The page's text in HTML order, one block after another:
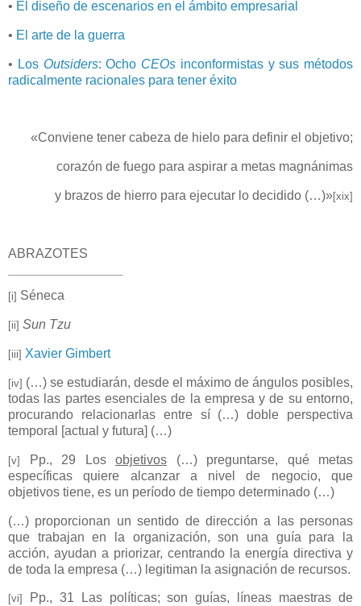
• El diseño de escenarios en el ámbito empresarial
• El arte de la guerra
• Los Outsiders: Ocho CEOs inconformistas y sus métodos
radicalmente racionales para tener éxito
«Conviene tener cabeza de hielo para definir el objetivo;
corazón de fuego para aspirar a metas magnánimas
y brazos de hierro para ejecutar lo decidido (…)»[xix]
ABRAZOTES
[i] Séneca
[ii] Sun Tzu
[iii] Xavier Gimbert
[iv] (…) se estudiarán, desde el máximo de ángulos posibles,
todas las partes esenciales de la empresa y de su entorno,
procurando relacionarlas entre sí (…) doble perspectiva
temporal [actual y futura] (…)
[v] Pp., 29 Los objetivos (…) preguntarse, qué metas
específicas quiere alcanzar a nivel de negocio, que
objetivos tiene, es un período de tiempo determinado (…)
(…) proporcionan un sentido de dirección a las personas
que trabajan en la organización, son una guía para la
acción, ayudan a priorizar, centrando la energía directiva y
de toda la empresa (…) legitiman la asignación de recursos.
[vi]
Pp., 31 Las políticas; son guías, líneas maestras de